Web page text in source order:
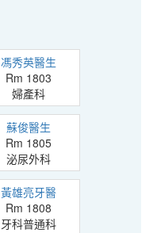
馮秀英醫生
Rm 1803
婦產科
蘇俊醫生
Rm 1805
泌尿外科
黃雄亮牙醫
Rm 1808
牙科普通科